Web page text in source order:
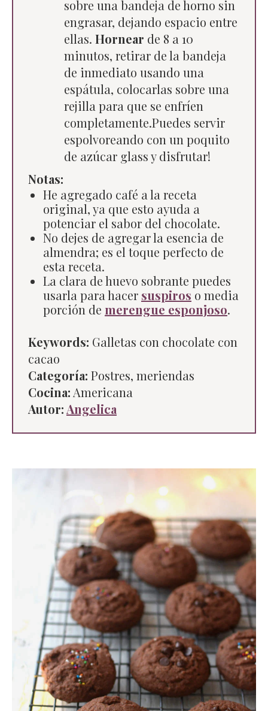
sobre una bandeja de horno sin
engrasar, dejando espacio entre
ellas. Hornear de 8 a 10
minutos, retirar de la bandeja
de inmediato usando una
espátula, colocarlas sobre una
rejilla para que se enfríen
completamente.Puedes servir
espolvoreando con un poquito
de azúcar glass y disfrutar!
Notas:
He agregado café a la receta
original, ya que esto ayuda a
potenciar el sabor del chocolate.
No dejes de agregar la esencia de
almendra; es el toque perfecto de
esta receta.
La clara de huevo sobrante puedes
usarla para hacer suspiros o media
porción de merengue esponjoso.
Keywords: Galletas con chocolate con
cacao
Categoría: Postres, meriendas
Cocina: Americana
Autor:Angelica